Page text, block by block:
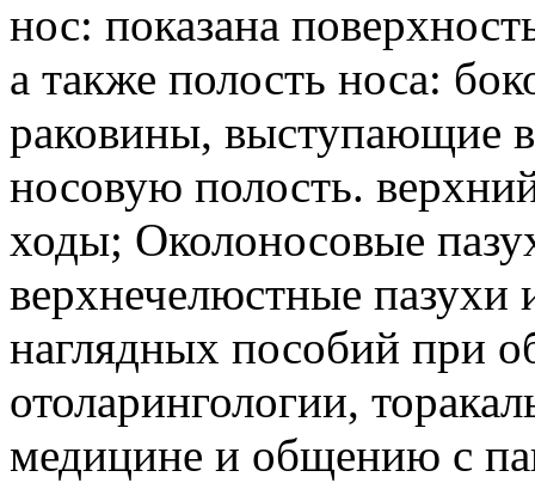
нос: показана
а также полость носа:
раковины, выступающие
носовую полость.
ходы; Околоносовые
верхнечелюстные пазухи
наглядных пособий при
отоларингологии,
медицине и общению с